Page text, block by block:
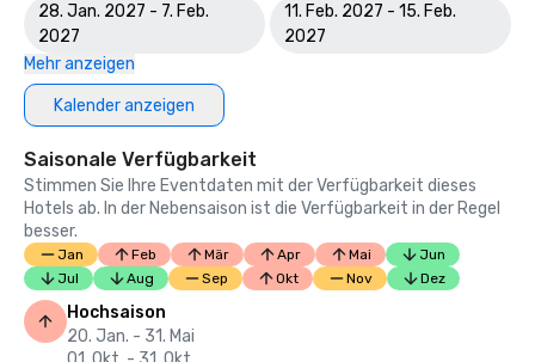
28. Jan. 2027 - 7. Feb.
2027
11. Feb. 2027 - 15. Feb.
2027
Mehr anzeigen
Kalender anzeigen
Saisonale Verfügbarkeit
Stimmen Sie Ihre Eventdaten mit der Verfügbarkeit dieses
Hotels ab. In der Nebensaison ist die Verfügbarkeit in der Regel
besser.
Jan Feb Mär Apr Mai
Jun
Jul
Aug Sep Okt Nov Dez
Hochsaison
20. Jan. - 31. Mai